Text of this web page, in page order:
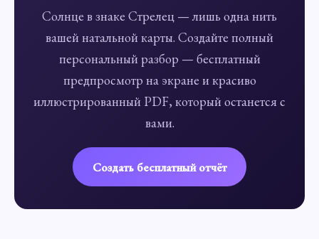
Солнце в знаке Стрелец — лишь одна нить
вашей натальной карты. Создайте полный
персональный разбор — бесплатный
предпросмотр на экране и красиво
иллюстрированный PDF, который останется с
вами.
Создать бесплатный отчёт